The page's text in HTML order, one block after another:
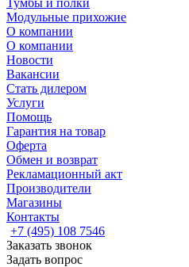
Тумбы и полки
Модульные прихожие
О компании
О компании
Новости
Вакансии
Стать дилером
Услуги
Помощь
Гарантия на товар
Оферта
Обмен и возврат
Рекламационный акт
Производители
Магазины
Контакты
+7 (495) 108 7546
Заказать звонок
Задать вопрос